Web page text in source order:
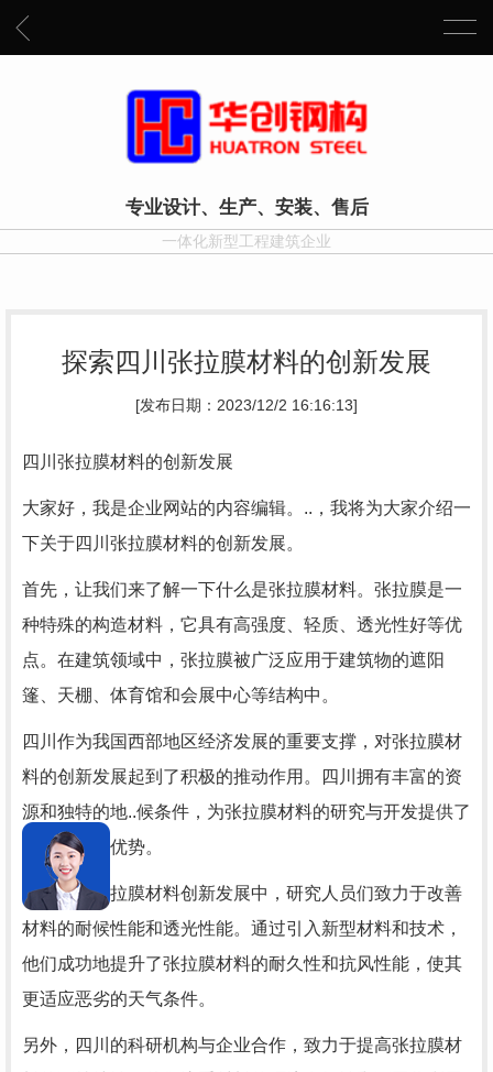
专业设计、生产、安装、售后
一体化新型工程建筑企业
探索四川张拉膜材料的创新发展
[发布日期：2023/12/2 16:16:13]
四川张拉膜材料的创新发展
大家好，我是企业网站的内容编辑。..，我将为大家介绍一
下关于四川张拉膜材料的创新发展。
首先，让我们来了解一下什么是张拉膜材料。张拉膜是一
种特殊的构造材料，它具有高强度、轻质、透光性好等优
点。在建筑领域中，张拉膜被广泛应用于建筑物的遮阳
篷、天棚、体育馆和会展中心等结构中。
四川作为我国西部地区经济发展的重要支撑，对张拉膜材
料的创新发展起到了积极的推动作用。四川拥有丰富的资
源和独特的地..候条件，为张拉膜材料的研究与开发提供了
得天独厚的优势。
在四川的张拉膜材料创新发展中，研究人员们致力于改善
材料的耐候性能和透光性能。通过引入新型材料和技术，
他们成功地提升了张拉膜材料的耐久性和抗风性能，使其
更适应恶劣的天气条件。
另外，四川的科研机构与企业合作，致力于提高张拉膜材